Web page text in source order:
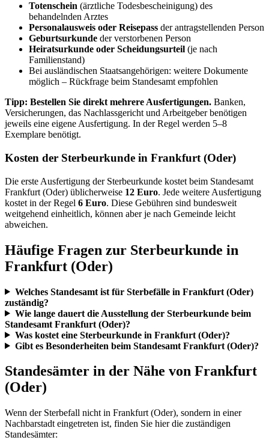
Totenschein (ärztliche Todesbescheinigung) des
behandelnden Arztes
Personalausweis oder Reisepass der antragstellenden Person
Geburtsurkunde der verstorbenen Person
Heiratsurkunde oder Scheidungsurteil (je nach
Familienstand)
Bei ausländischen Staatsangehörigen: weitere Dokumente
möglich – Rückfrage beim Standesamt empfohlen
Tipp: Bestellen Sie direkt mehrere Ausfertigungen. Banken,
Versicherungen, das Nachlassgericht und Arbeitgeber benötigen
jeweils eine eigene Ausfertigung. In der Regel werden 5–8
Exemplare benötigt.
Kosten der Sterbeurkunde in Frankfurt (Oder)
Die erste Ausfertigung der Sterbeurkunde kostet beim Standesamt
Frankfurt (Oder) üblicherweise 12 Euro. Jede weitere Ausfertigung
kostet in der Regel 6 Euro. Diese Gebühren sind bundesweit
weitgehend einheitlich, können aber je nach Gemeinde leicht
abweichen.
Häufige Fragen zur Sterbeurkunde in
Frankfurt (Oder)
Welches Standesamt ist für Sterbefälle in Frankfurt (Oder)
zuständig?
Wie lange dauert die Ausstellung der Sterbeurkunde beim
Standesamt Frankfurt (Oder)?
Was kostet eine Sterbeurkunde in Frankfurt (Oder)?
Gibt es Besonderheiten beim Standesamt Frankfurt (Oder)?
Standesämter in der Nähe von Frankfurt
(Oder)
Wenn der Sterbefall nicht in Frankfurt (Oder), sondern in einer
Nachbarstadt eingetreten ist, finden Sie hier die zuständigen
Standesämter: